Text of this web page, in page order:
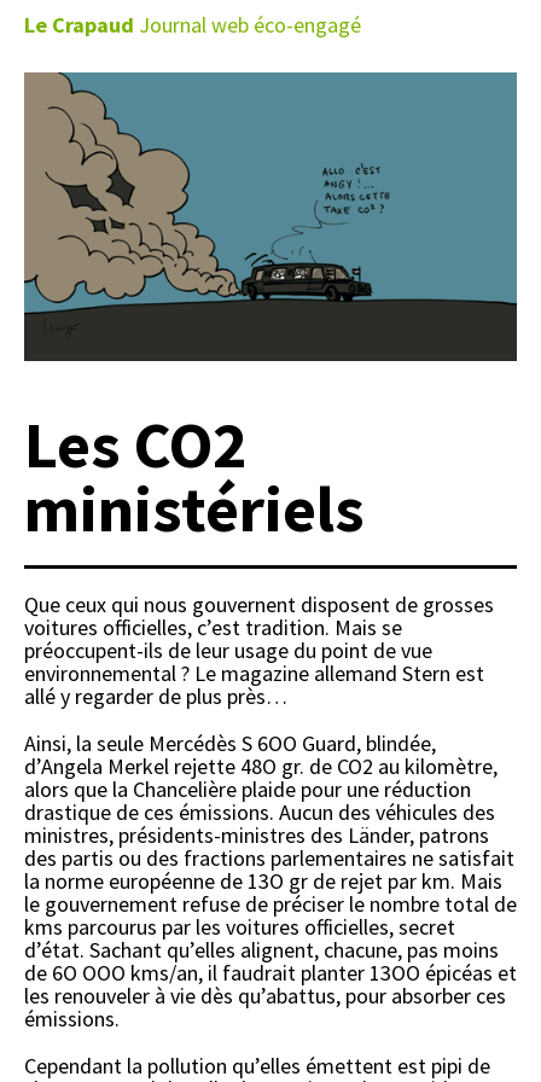
Le Crapaud Journal web éco-engagé
Les CO2
ministériels
Que ceux qui nous gouvernent disposent de grosses
voitures officielles, c’est tradition. Mais se
préoccupent-ils de leur usage du point de vue
environnemental ? Le magazine allemand Stern est
allé y regarder de plus près…
Ainsi, la seule Mercédès S 6OO Guard, blindée,
d’Angela Merkel rejette 48O gr. de CO2 au kilomètre,
alors que la Chancelière plaide pour une réduction
drastique de ces émissions. Aucun des véhicules des
ministres, présidents-ministres des Länder, patrons
des partis ou des fractions parlementaires ne satisfait
la norme européenne de 13O gr de rejet par km. Mais
le gouvernement refuse de préciser le nombre total de
kms parcourus par les voitures officielles, secret
d’état. Sachant qu’elles alignent, chacune, pas moins
de 6O OOO kms/an, il faudrait planter 13OO épicéas et
les renouveler à vie dès qu’abattus, pour absorber ces
émissions.
Cependant la pollution qu’elles émettent est pipi de